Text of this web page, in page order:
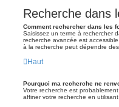
Recherche dans
Comment rechercher dans les
Saisissez un terme à rechercher
recherche avancée est
à la recherche peut dépendre
Haut
Pourquoi ma recherche ne
Votre recherche est
affiner votre recherche en